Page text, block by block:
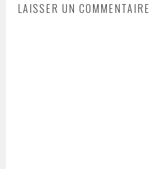
LAISSER UN COMMENTAIRE